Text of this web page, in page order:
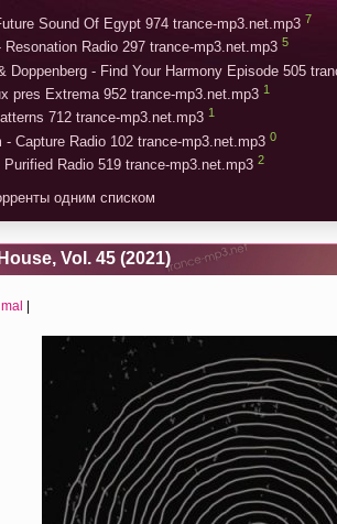
Sound Of Egypt 974 trance-mp3.net.mp3 7
Radio 297 trance-mp3.net.mp3 5
Doppenberg - Find Your Harmony Episode 505
pres Extrema 952 trance-mp3.net.mp3 1
712 trance-mp3.net.mp3 1
- Capture Radio 102 trance-mp3.net.mp3 0
Radio 519 trance-mp3.net.mp3 2
одним списком
Vol. 45 (2021)
|